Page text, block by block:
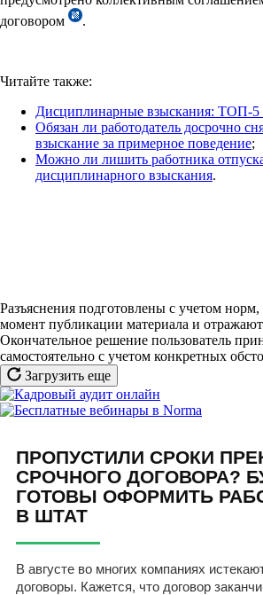
договором
.
Читайте также:
Дисциплинарные взыскания: ТОП-
Обязан ли работодатель досрочно
взыскание за примерное поведение;
Можно ли лишить работника
дисциплинарного взыскания.
Разъяснения подготовлены с учетом
момент публикации материала и
Окончательное решение пользователь
самостоятельно с учетом конкретных
Загрузить еще
ПРОПУСТИЛИ СРОКИ
СРОЧНОГО ДОГОВОРА?
ГОТОВЫ ОФОРМИТЬ
В ШТАТ
В августе во многих компаниях
договоры. Кажется, что договор